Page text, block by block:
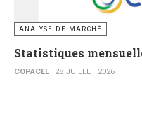
ANALYSE DE MARCHÉ
Statistiques
COPACEL 28 JUILLET 2026